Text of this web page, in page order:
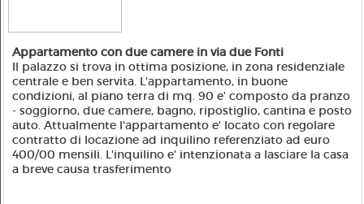
Appartamento con due camere in via due Fonti
Il palazzo si trova in ottima posizione, in zona residenziale
centrale e ben servita. L'appartamento, in buone
condizioni, al piano terra di mq. 90 e' composto da pranzo
- soggiorno, due camere, bagno, ripostiglio, cantina e posto
auto. Attualmente l'appartamento e' locato con regolare
contratto di locazione ad inquilino referenziato ad euro
400/00 mensili. L'inquilino e' intenzionata a lasciare la casa
a breve causa trasferimento